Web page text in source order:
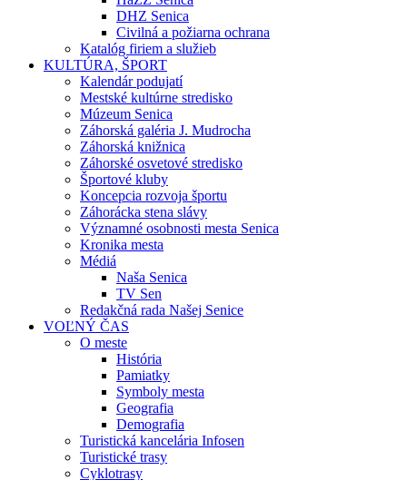
DHZ Senica
Civilná a požiarna ochrana
Katalóg firiem a služieb
KULTÚRA, ŠPORT
Kalendár podujatí
Mestské kultúrne stredisko
Múzeum Senica
Záhorská galéria J. Mudrocha
Záhorská knižnica
Záhorské osvetové stredisko
Športové kluby
Koncepcia rozvoja športu
Záhorácka stena slávy
Významné osobnosti mesta Senica
Kronika mesta
Médiá
Naša Senica
TV Sen
Redakčná rada Našej Senice
VOĽNÝ ČAS
O meste
História
Pamiatky
Symboly mesta
Geografia
Demografia
Turistická kancelária Infosen
Turistické trasy
Cyklotrasy